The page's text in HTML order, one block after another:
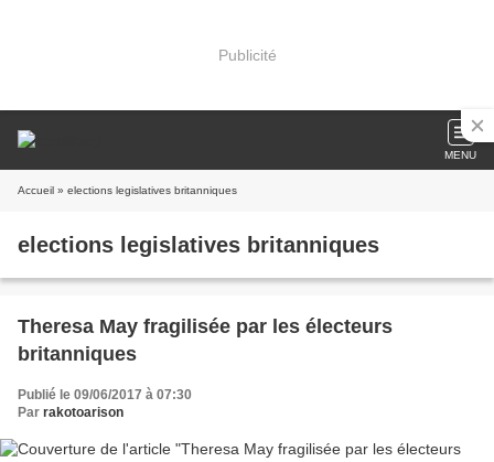
Publicité
MENU
Accueil » elections legislatives britanniques
elections legislatives britanniques
Theresa May fragilisée par les électeurs
britanniques
Publié le 09/06/2017 à 07:30
Par rakotoarison